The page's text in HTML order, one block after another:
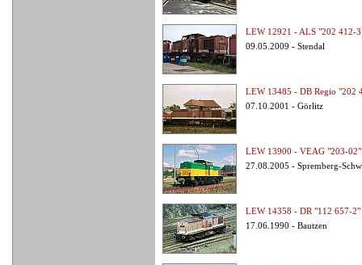
LEW 12921 - ALS "202 412-
09.05.2009 - Stendal
LEW 13485 - DB Regio "202
07.10.2001 - Görlitz
LEW 13900 - VEAG "203-02"
27.08.2005 - Spremberg-
LEW 14358 - DR "112 657-2"
17.06.1990 - Bautzen